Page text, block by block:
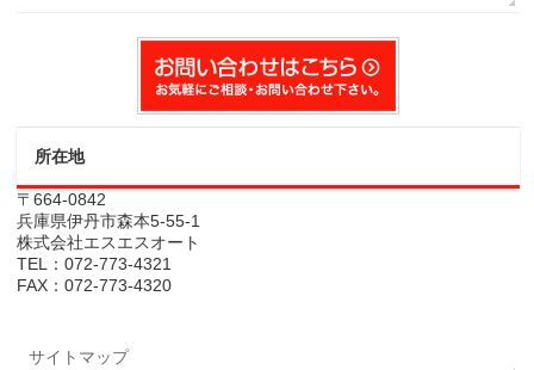
所在地
〒664-0842
兵庫県伊丹市森本5-55-1
株式会社エスエスオート
TEL：072-773-4321
FAX：072-773-4320
サイトマップ